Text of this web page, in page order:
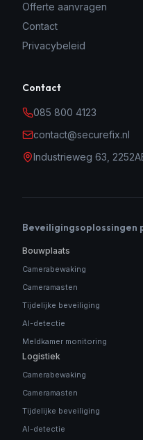
Offerte aanvragen
Contact
Privacybeleid
Contact
085 800 4123
contact@securefix.nl
Industrieweg 63,
Beveiligingsoplossingen
Bouwplaats
Camerabewaking
Cameramasten
Tijdelijke beveiliging
AI-detectie
Meldkamer monitoring
Logistiek
Camerabewaking
Cameramasten
Tijdelijke beveiliging
AI-detectie